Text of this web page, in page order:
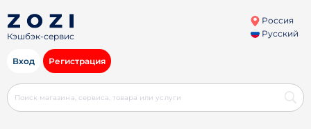
Кэшбэк-сервис
Россия
Русский
Вход Регистрация